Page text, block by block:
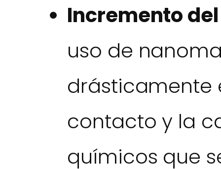
Incremento
uso de
drásticamente
contacto y la
químicos que